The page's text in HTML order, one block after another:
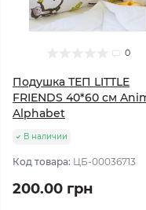
0
Подушка ТЕП LITTLE
FRIENDS 40*60 см
Alphabet
В наличии
Код товара: ЦБ-00036713
200.00 грн